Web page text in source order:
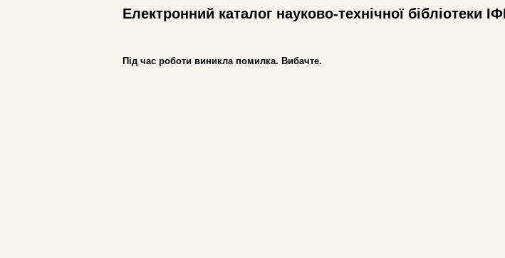
Електронний каталог науково-технічної бібліотеки
Під час роботи виникла помилка. Вибачте.